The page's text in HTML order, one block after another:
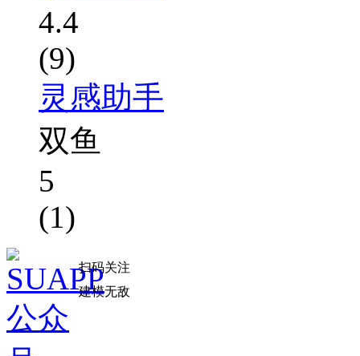
4.4
(9)
灵感助手
双鱼
5
(1)
扫码关注
建模无敌